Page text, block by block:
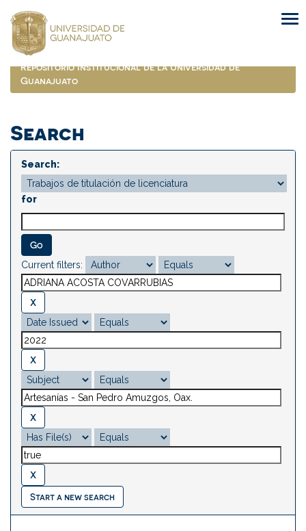
navigation
Repositorio Institucional de la Universidad de
Guanajuato
Search
Search:
for
Current filters:
Start a new search